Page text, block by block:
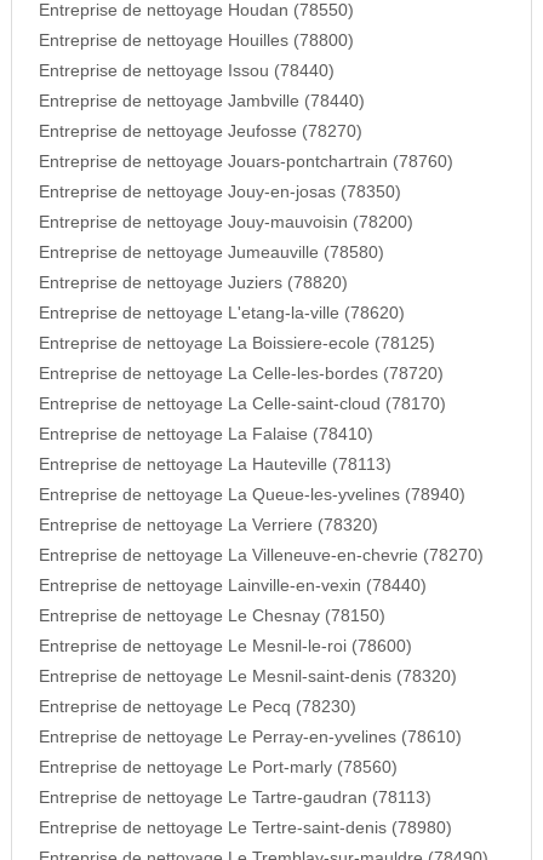
Entreprise de nettoyage Houdan (78550)
Entreprise de nettoyage Houilles (78800)
Entreprise de nettoyage Issou (78440)
Entreprise de nettoyage Jambville (78440)
Entreprise de nettoyage Jeufosse (78270)
Entreprise de nettoyage Jouars-pontchartrain (78760)
Entreprise de nettoyage Jouy-en-josas (78350)
Entreprise de nettoyage Jouy-mauvoisin (78200)
Entreprise de nettoyage Jumeauville (78580)
Entreprise de nettoyage Juziers (78820)
Entreprise de nettoyage L'etang-la-ville (78620)
Entreprise de nettoyage La Boissiere-ecole (78125)
Entreprise de nettoyage La Celle-les-bordes (78720)
Entreprise de nettoyage La Celle-saint-cloud (78170)
Entreprise de nettoyage La Falaise (78410)
Entreprise de nettoyage La Hauteville (78113)
Entreprise de nettoyage La Queue-les-yvelines (78940)
Entreprise de nettoyage La Verriere (78320)
Entreprise de nettoyage La Villeneuve-en-chevrie (78270)
Entreprise de nettoyage Lainville-en-vexin (78440)
Entreprise de nettoyage Le Chesnay (78150)
Entreprise de nettoyage Le Mesnil-le-roi (78600)
Entreprise de nettoyage Le Mesnil-saint-denis (78320)
Entreprise de nettoyage Le Pecq (78230)
Entreprise de nettoyage Le Perray-en-yvelines (78610)
Entreprise de nettoyage Le Port-marly (78560)
Entreprise de nettoyage Le Tartre-gaudran (78113)
Entreprise de nettoyage Le Tertre-saint-denis (78980)